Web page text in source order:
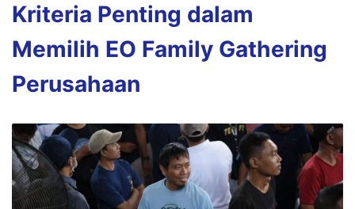
Kriteria Penting dalam
Memilih EO Family Gathering
Perusahaan